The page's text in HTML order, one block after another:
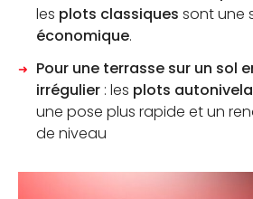
les plots classiques sont une
économique.
Pour une terrasse sur un sol
irrégulier : les plots
une pose plus rapide et un
de niveau